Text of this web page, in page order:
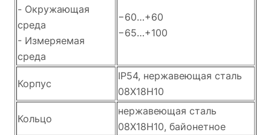
- Окружающая
среда
- Измеряемая
среда
−60…+60
−65…+100
Корпус
IP54, нержавеющая сталь
08Х18Н10
Кольцо
нержавеющая сталь
08Х18Н10, байонетное